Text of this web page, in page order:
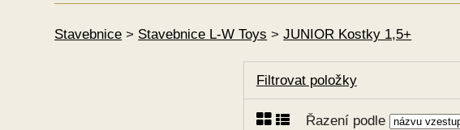
Stavebnice > Stavebnice L-W Toys > JUNIOR Kostky 1,5+
Filtrovat položky
Řazení podle